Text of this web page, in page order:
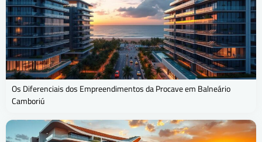
Os Diferenciais dos Empreendimentos da Procave em Balneário
Camboriú